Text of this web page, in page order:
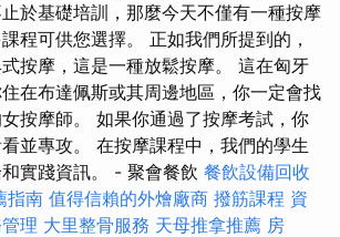
於基礎培訓，那麼今天不僅有一種按摩
程可供您選擇。 正如我們所提到的，
按摩，這是一種放鬆按摩。 這在匈牙
在布達佩斯或其周邊地區，你一定會找
按摩師。 如果你通過了按摩考試，你
並專攻。 在按摩課程中，我們的學生
實踐資訊。 - 聚會餐飲 餐飲設備回收
指南 值得信賴的外燴廠商 撥筋課程 資
理 大里整骨服務 天母推拿推薦 房